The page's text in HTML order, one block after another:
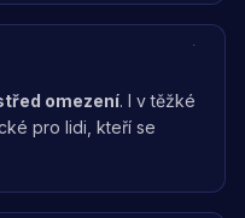
omezení. I v těžké
pro lidi, kteří se